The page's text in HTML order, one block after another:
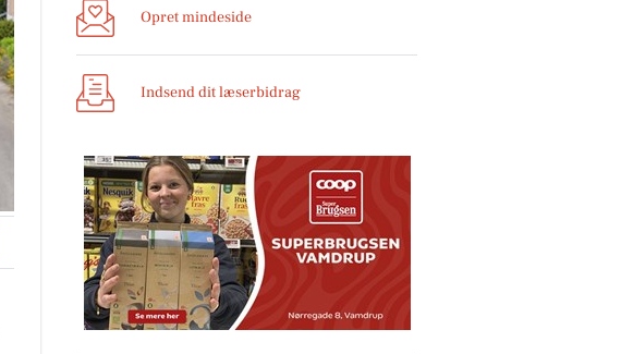
Opret mindeside
Indsend dit læserbidrag